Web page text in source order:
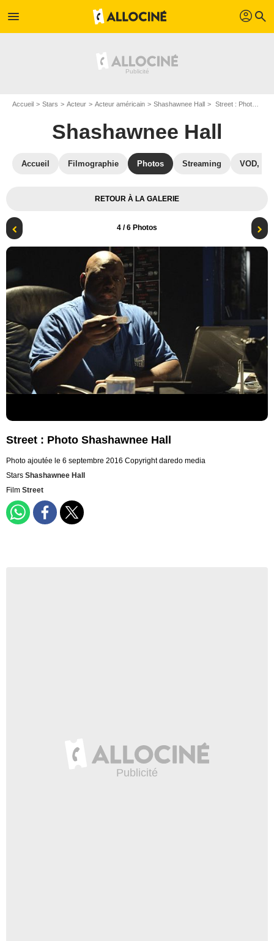
menu profil search
Accueil Stars Acteur Acteur américain Shashawnee Hall Street : Photo Shashawnee Hall
Shashawnee Hall
Accueil Filmographie Photos Streaming VOD,
RETOUR À LA GALERIE
4 / 6 Photos
Street : Photo Shashawnee Hall
Photo ajoutée le 6 septembre 2016 Copyright daredo media
Stars Shashawnee Hall
Film Street